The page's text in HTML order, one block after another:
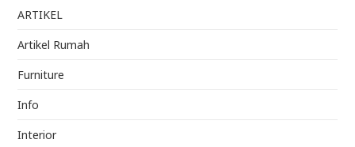
ARTIKEL
Artikel Rumah
Furniture
Info
Interior